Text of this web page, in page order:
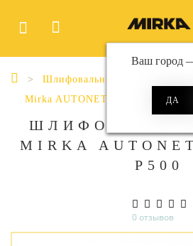
Ваш город
Шлифовальные материалы
Mirka AUTONET
Autonet Ø
MIRKA
P500
0 отзывов